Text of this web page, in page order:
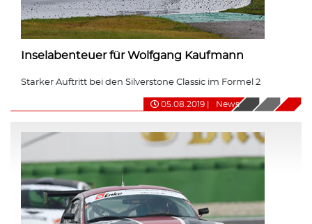
Inselabenteuer für Wolfgang Kaufmann
Starker Auftritt bei den Silverstone Classic im Formel 2
05.08.2019 News